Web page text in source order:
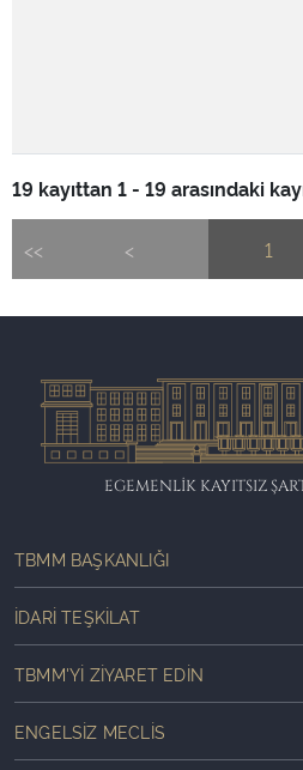
19 kayıttan 1 - 19 arasındaki
<< < 1
EGEMENLİK KAYITSIZ
TBMM BAŞKANLIĞI
İDARI TEŞKILAT
TBMM'YI ZIYARET EDIN
ENGELSIZ MECLIS